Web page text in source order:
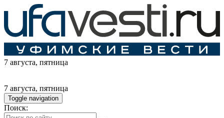
7 августа, пятница
7 августа, пятница
Toggle navigation
Поиск: